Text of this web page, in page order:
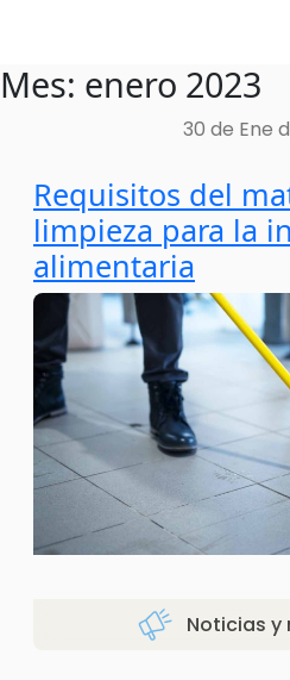
Skip
to
Mes: enero 2023
30 de Ene
Requisitos del
limpieza para la
alimentaria
Noticias y